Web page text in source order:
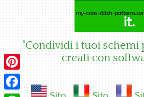
"Condividi i tuoi schemi
creati con
Pinterest